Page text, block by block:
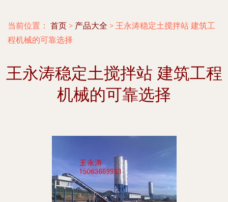
当前位置： 首页 > 产品大全 > 王永涛稳定土搅拌站 建筑工
程机械的可靠选择
王永涛稳定土搅拌站 建筑工程
机械的可靠选择